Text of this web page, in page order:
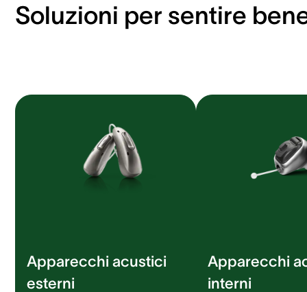
Soluzioni per sentire
Apparecchi acustici
esterni
Apparecchi
interni